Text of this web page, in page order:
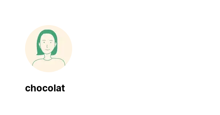
chocolat